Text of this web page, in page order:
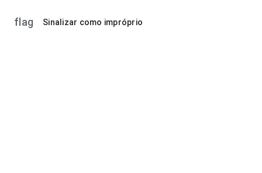
flag Sinalizar como impróprio